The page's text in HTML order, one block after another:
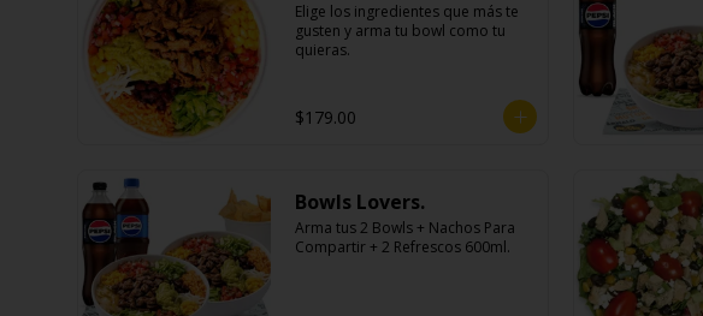
Elige los ingredientes que más te
gusten y arma tu bowl como tu
quieras.
$179.00
Bowls Lovers.
Arma tus 2 Bowls + Nachos Para
Compartir + 2 Refrescos 600ml.